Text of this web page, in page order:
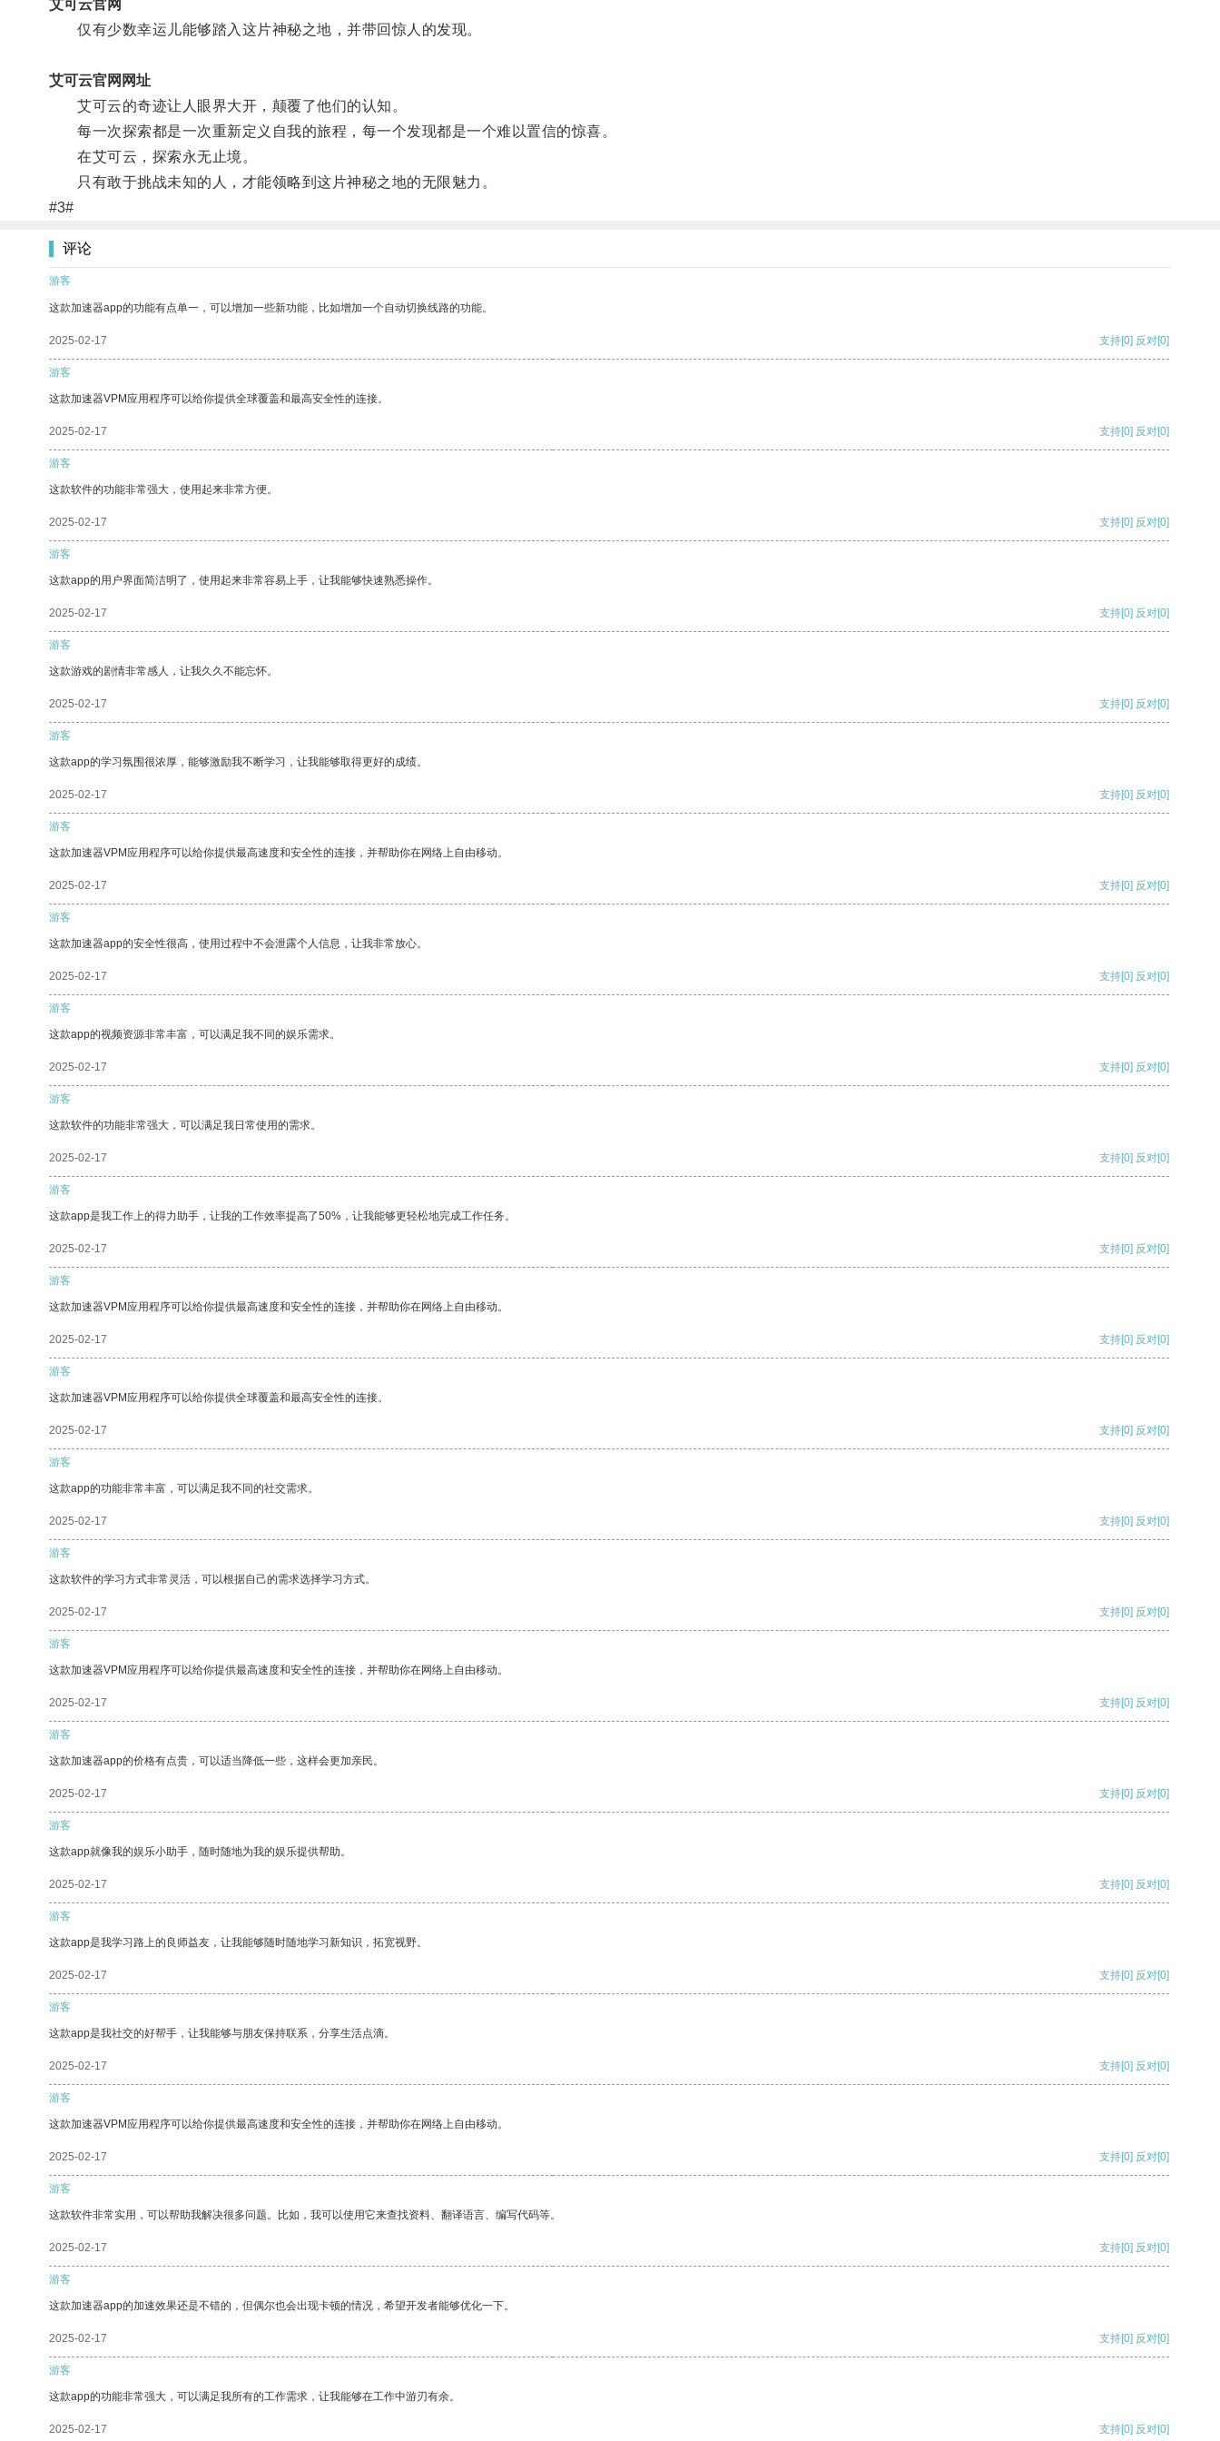
艾可云官网
仅有少数幸运儿能够踏入这片神秘之地，并带回惊人的发现。
艾可云官网网址
艾可云的奇迹让人眼界大开，颠覆了他们的认知。
每一次探索都是一次重新定义自我的旅程，每一个发现都是一个难以置信的惊喜。
在艾可云，探索永无止境。
只有敢于挑战未知的人，才能领略到这片神秘之地的无限魅力。
#3#
评论
游客
这款加速器app的功能有点单一，可以增加一些新功能，比如增加一个自动切换线路的功能。
2025-02-17 支持[0] 反对[0]
游客
这款加速器VPM应用程序可以给你提供全球覆盖和最高安全性的连接。
2025-02-17 支持[0] 反对[0]
游客
这款软件的功能非常强大，使用起来非常方便。
2025-02-17 支持[0] 反对[0]
游客
这款app的用户界面简洁明了，使用起来非常容易上手，让我能够快速熟悉操作。
2025-02-17 支持[0] 反对[0]
游客
这款游戏的剧情非常感人，让我久久不能忘怀。
2025-02-17 支持[0] 反对[0]
游客
这款app的学习氛围很浓厚，能够激励我不断学习，让我能够取得更好的成绩。
2025-02-17 支持[0] 反对[0]
游客
这款加速器VPM应用程序可以给你提供最高速度和安全性的连接，并帮助你在网络上自由移动。
2025-02-17 支持[0] 反对[0]
游客
这款加速器app的安全性很高，使用过程中不会泄露个人信息，让我非常放心。
2025-02-17 支持[0] 反对[0]
游客
这款app的视频资源非常丰富，可以满足我不同的娱乐需求。
2025-02-17 支持[0] 反对[0]
游客
这款软件的功能非常强大，可以满足我日常使用的需求。
2025-02-17 支持[0] 反对[0]
游客
这款app是我工作上的得力助手，让我的工作效率提高了50%，让我能够更轻松地完成工作任务。
2025-02-17 支持[0] 反对[0]
游客
这款加速器VPM应用程序可以给你提供最高速度和安全性的连接，并帮助你在网络上自由移动。
2025-02-17 支持[0] 反对[0]
游客
这款加速器VPM应用程序可以给你提供全球覆盖和最高安全性的连接。
2025-02-17 支持[0] 反对[0]
游客
这款app的功能非常丰富，可以满足我不同的社交需求。
2025-02-17 支持[0] 反对[0]
游客
这款软件的学习方式非常灵活，可以根据自己的需求选择学习方式。
2025-02-17 支持[0] 反对[0]
游客
这款加速器VPM应用程序可以给你提供最高速度和安全性的连接，并帮助你在网络上自由移动。
2025-02-17 支持[0] 反对[0]
游客
这款加速器app的价格有点贵，可以适当降低一些，这样会更加亲民。
2025-02-17 支持[0] 反对[0]
游客
这款app就像我的娱乐小助手，随时随地为我的娱乐提供帮助。
2025-02-17 支持[0] 反对[0]
游客
这款app是我学习路上的良师益友，让我能够随时随地学习新知识，拓宽视野。
2025-02-17 支持[0] 反对[0]
游客
这款app是我社交的好帮手，让我能够与朋友保持联系，分享生活点滴。
2025-02-17 支持[0] 反对[0]
游客
这款加速器VPM应用程序可以给你提供最高速度和安全性的连接，并帮助你在网络上自由移动。
2025-02-17 支持[0] 反对[0]
游客
这款软件非常实用，可以帮助我解决很多问题。比如，我可以使用它来查找资料、翻译语言、编写代码等。
2025-02-17 支持[0] 反对[0]
游客
这款加速器app的加速效果还是不错的，但偶尔也会出现卡顿的情况，希望开发者能够优化一下。
2025-02-17 支持[0] 反对[0]
游客
这款app的功能非常强大，可以满足我所有的工作需求，让我能够在工作中游刃有余。
2025-02-17 支持[0] 反对[0]